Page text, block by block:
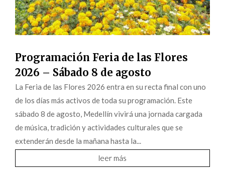
Programación Feria de las Flores
2026 – Sábado 8 de agosto
La Feria de las Flores 2026 entra en su recta final con uno
de los días más activos de toda su programación. Este
sábado 8 de agosto, Medellín vivirá una jornada cargada
de música, tradición y actividades culturales que se
extenderán desde la mañana hasta la...
leer más